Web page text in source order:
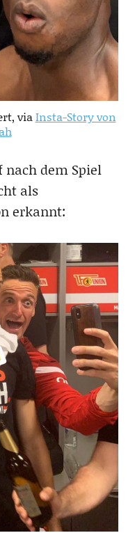
viaInsta-Story von
dem Spiel
als
erkannt: